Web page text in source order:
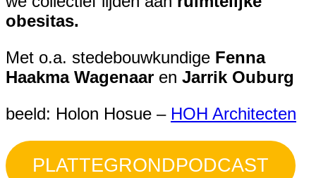
obesitas.
Met o.a. stedebouwkundige Fenna
Haakma Wagenaar en Jarrik Ouburg
beeld: Holon Hosue – HOH Architecten
PLATTEGRONDPODCAST